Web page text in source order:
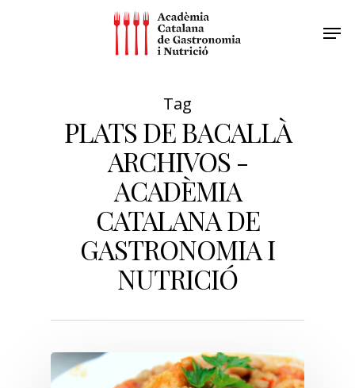
Tag
PLATS DE BACALLÀ
ARCHIVOS -
ACADÈMIA
CATALANA DE
GASTRONOMIA I
NUTRICIÓ